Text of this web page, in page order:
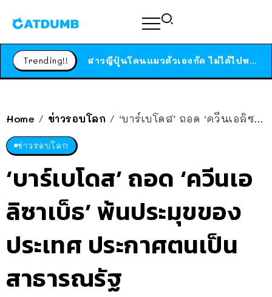
Trending!! ได้เวลาเด็กหนวดรวมตัว RF Online Next เปิดให้เล่นแล้ว เกม Sci-Fi MMORPG ระดับตำนาน เล่นได้ทั้งมือถือและ PC
Home / ข่าวรอบโลก / ‘บาร์เบโดส’ ถอด ‘ควีนเอลิซาเบ็ธ’ พ้นประมุขของประเทศ ประกาศตนเป็น สาธารณรัฐ
ข่าวรอบโลก
‘บาร์เบโดส’ ถอด ‘ควีนเอ
ลิซาเบ็ธ’ พ้นประมุขของ
ประเทศ ประกาศตนเป็น
สาธารณรัฐ